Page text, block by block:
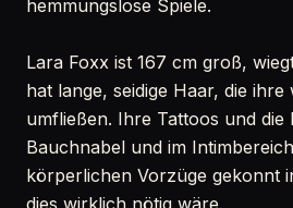
hemmungslose Spiele.
Lara Foxx ist 167 cm groß,
hat lange, seidige Haar, die ihre
umfließen. Ihre Tattoos und die
Bauchnabel und im
körperlichen Vorzüge gekonnt
dies wirklich nötig wäre.